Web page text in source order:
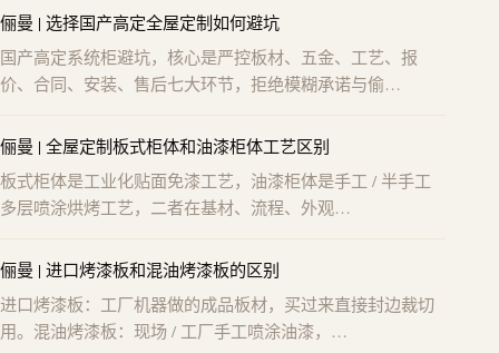
俪曼 | 选择国产高定全屋定制如何避坑
国产高定系统柜避坑，核心是严控板材、五金、工艺、报
价、合同、安装、售后七大环节，拒绝模糊承诺与偷…
俪曼 | 全屋定制板式柜体和油漆柜体工艺区别
板式柜体是工业化贴面免漆工艺，油漆柜体是手工 / 半手工
多层喷涂烘烤工艺，二者在基材、流程、外观…
俪曼 | 进口烤漆板和混油烤漆板的区别
进口烤漆板：工厂机器做的成品板材，买过来直接封边裁切
用。混油烤漆板：现场 / 工厂手工喷涂油漆，…